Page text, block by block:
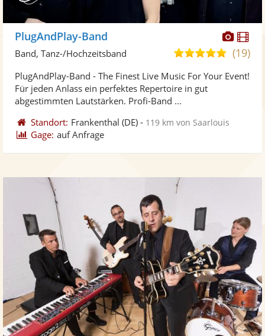
Fotos
PlugAndPlay-Band
5,0
5
(19)
Band, Tanz-/Hochzeitsband
PlugAndPlay-Band - The Finest Live Music For Your Event!
Für jeden Anlass ein perfektes Repertoire in gut
abgestimmten Lautstärken. Profi-Band ...
Standort: Frankenthal (DE) - 119 km von Saarlouis
Gage: auf Anfrage